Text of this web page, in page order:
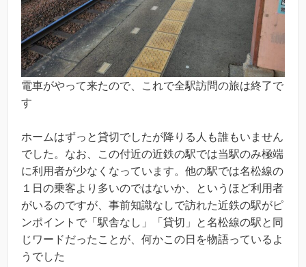
電車がやって来たので、これで全駅訪問の旅は終了で
す
ホームはずっと貸切でしたが降りる人も誰もいません
でした。なお、この付近の近鉄の駅では当駅のみ極端
に利用者が少なくなっています。他の駅では名松線の
１日の乗客より多いのではないか、というほど利用者
がいるのですが、事前知識なしで訪れた近鉄の駅がピ
ンポイントで「駅舎なし」「貸切」と名松線の駅と同
じワードだったことが、何かこの日を物語っているよ
うでした